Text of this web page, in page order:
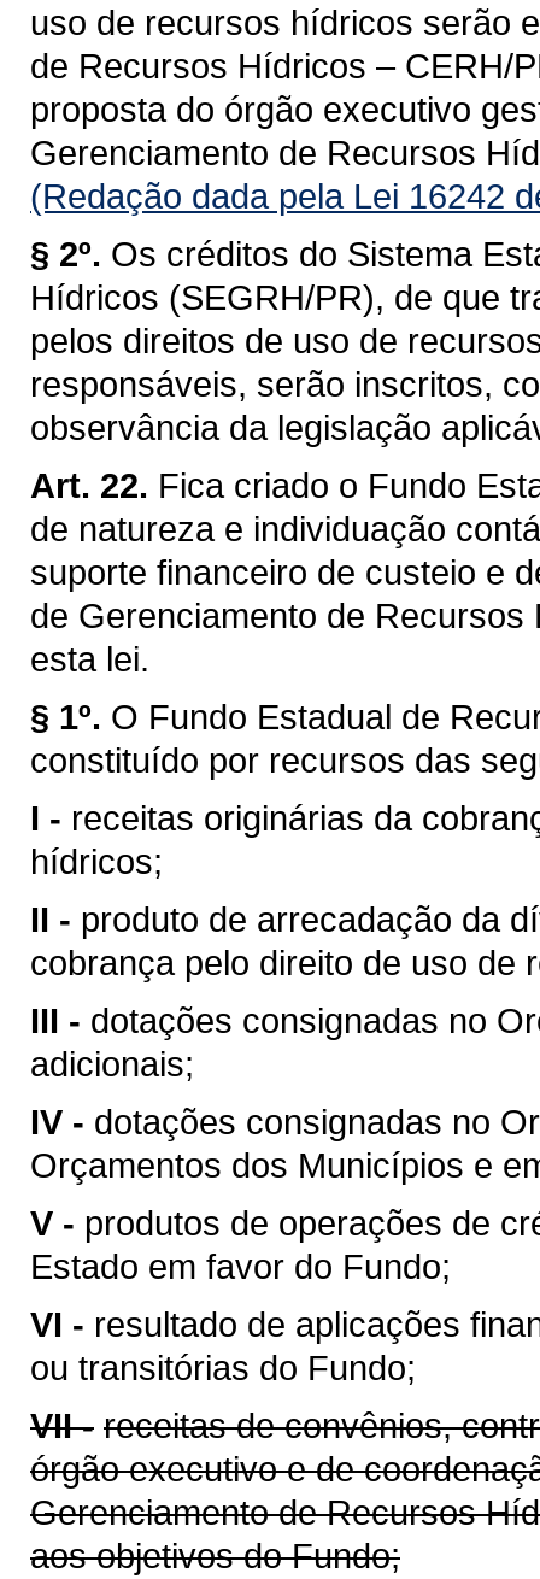
uso de recursos hídricos serão
de Recursos Hídricos – CERH/
proposta do órgão executivo
Gerenciamento de Recursos
(Redação dada pela Lei 16242
§ 2º. Os créditos do Sistema
Hídricos (SEGRH/PR), de que
pelos direitos de uso de
responsáveis, serão inscritos,
observância da legislação
Art. 22. Fica criado o Fundo
de natureza e individuação
suporte financeiro de custeio e
de Gerenciamento de
esta lei.
§ 1º. O Fundo Estadual de
constituído por recursos das
I - receitas originárias da
hídricos;
II - produto de arrecadação da
cobrança pelo direito de uso de
III - dotações consignadas no
adicionais;
IV - dotações consignadas no
Orçamentos dos Municípios e
V - produtos de operações de
Estado em favor do Fundo;
VI - resultado de aplicações
ou transitórias do Fundo;
VII - receitas de convênios,
órgão executivo e de
Gerenciamento de Recursos
aos objetivos do Fundo;